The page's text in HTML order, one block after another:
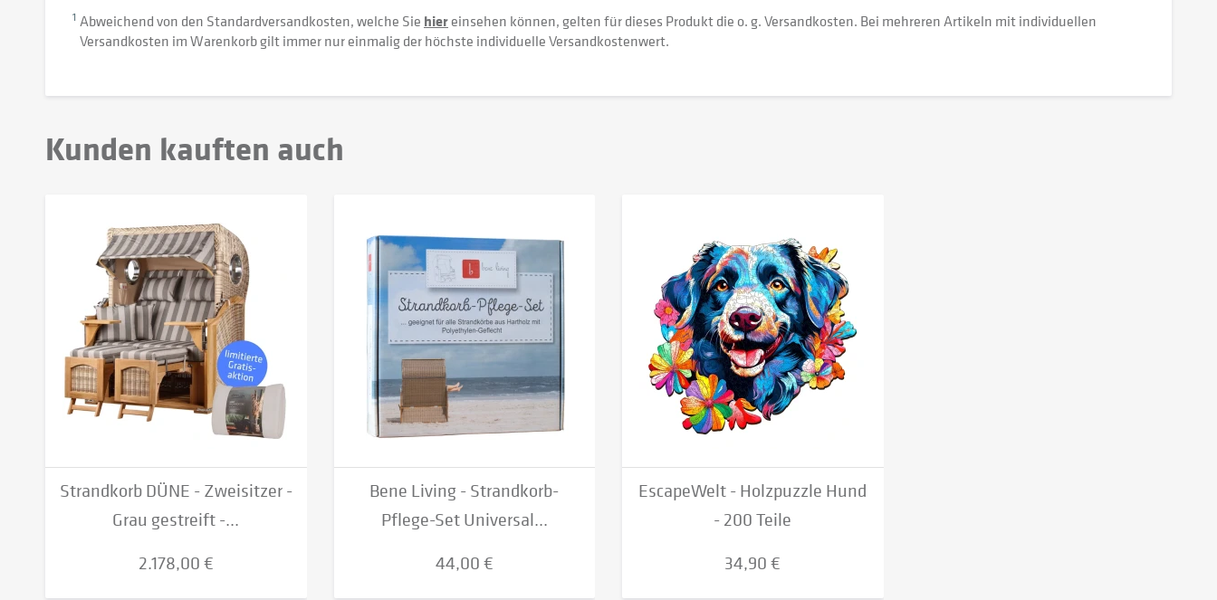
1 Abweichend von den Standardversandkosten, welche Sie hiereinsehen können, gelten für dieses Produkt die o. g. Versandkosten. Bei mehreren Artikeln mit individuellen
Versandkosten im Warenkorb gilt immer nur einmalig der höchste individuelle Versandkostenwert.
Kunden kauften auch
Strandkorb DÜNE - Zweisitzer -
Grau gestreift -...
2.178,00 €
Bene Living - Strandkorb-
Pflege-Set Universal...
44,00 €
EscapeWelt - Holzpuzzle Hund
- 200 Teile
34,90 €